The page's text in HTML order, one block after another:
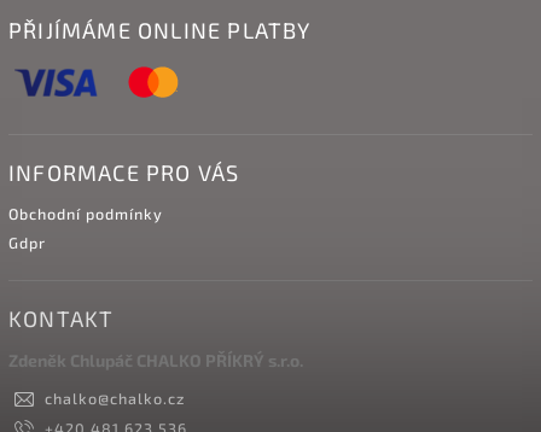
PŘIJÍMÁME ONLINE PLATBY
INFORMACE PRO VÁS
Obchodní podmínky
Gdpr
KONTAKT
Zdeněk Chlupáč CHALKO PŘÍKRÝ s.r.o.
chalko@chalko.cz